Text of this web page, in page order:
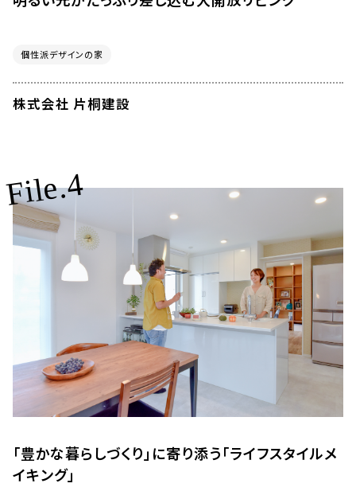
個性派デザインの家
株式会社 片桐建設
File.4
「豊かな暮らしづくり」に寄り添う「ライフスタイルメ
イキング」